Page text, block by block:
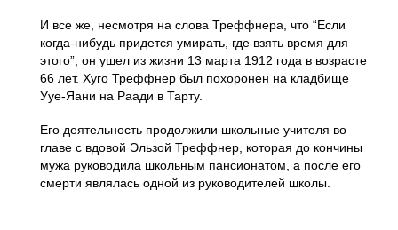
И все же, несмотря на слова Треффнера, что “Если
когда-нибудь придется умирать, где взять время для
этого”, он ушел из жизни 13 марта 1912 года в возрасте
66 лет. Хуго Треффнер был похоронен на кладбище
Ууе-Яани на Раади в Тарту.
Его деятельность продолжили школьные учителя во
главе с вдовой Эльзой Треффнер, которая до кончины
мужа руководила школьным пансионатом, а после его
смерти являлась одной из руководителей школы.